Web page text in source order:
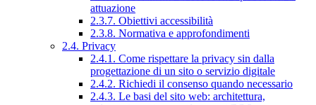
attuazione
2.3.7. Obiettivi accessibilità
2.3.8. Normativa e approfondimenti
2.4. Privacy
2.4.1. Come rispettare la privacy sin dalla
progettazione di un sito o servizio digitale
2.4.2. Richiedi il consenso quando necessario
2.4.3. Le basi del sito web: architettura,